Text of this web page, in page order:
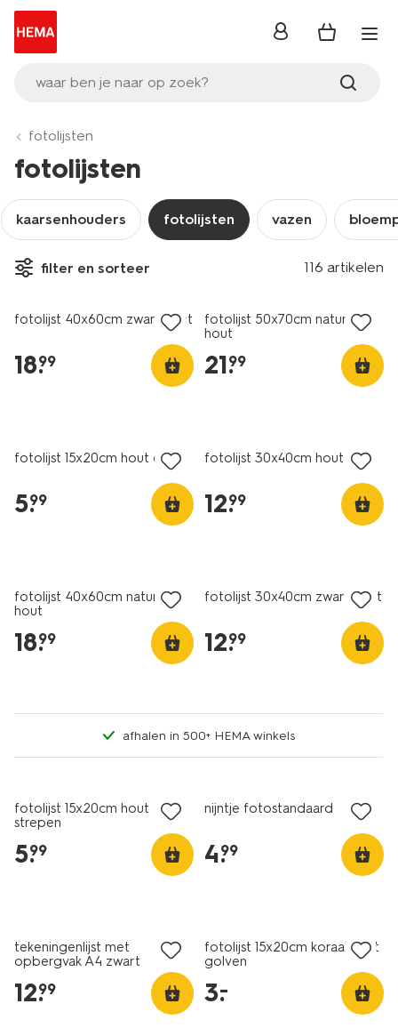
waar ben je naar op zoek?
inloggen
fotolijsten
fotolijsten
kaarsenhouders fotolijsten vazen
filter en sorteer 116 artikelen
fotolijst 40x60cm zwart hout
18.
99
fotolijst 50x70cm naturel
hout
21.
99
fotolijst 15x20cm hout dun
5.
99
fotolijst 30x40cm hout dun
12.
99
fotolijst 40x60cm naturel
hout
18.
99
fotolijst 30x40cm zwart hout
12.
99
afhalen in 500+ HEMA winkels
fotolijst 15x20cm hout
strepen
5.
99
nijntje fotostandaard
4.
99
tekeningenlijst met
opbergvak A4 zwart
12.
99
fotolijst 15x20cm koraal hout
golven
3.
–